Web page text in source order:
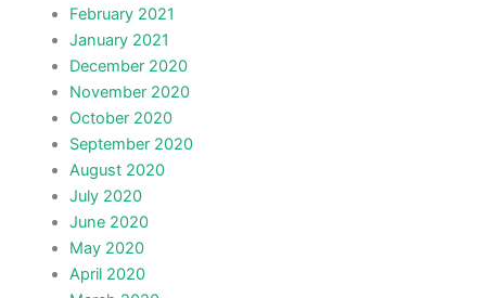
February 2021
January 2021
December 2020
November 2020
October 2020
September 2020
August 2020
July 2020
June 2020
May 2020
April 2020